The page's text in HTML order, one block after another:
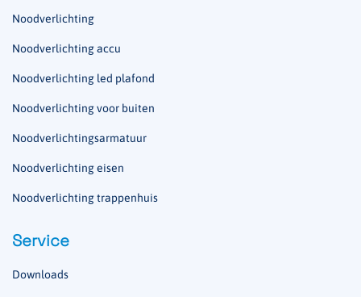
Noodverlichting
Noodverlichting accu
Noodverlichting led plafond
Noodverlichting voor buiten
Noodverlichtingsarmatuur
Noodverlichting eisen
Noodverlichting trappenhuis
Service
Downloads